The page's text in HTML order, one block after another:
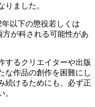
りました。
以下の懲役若しくは
が科される可能性があ
するクリエイターや出版
な作品の創作を困難にし
続けるためにも、必ず正
。